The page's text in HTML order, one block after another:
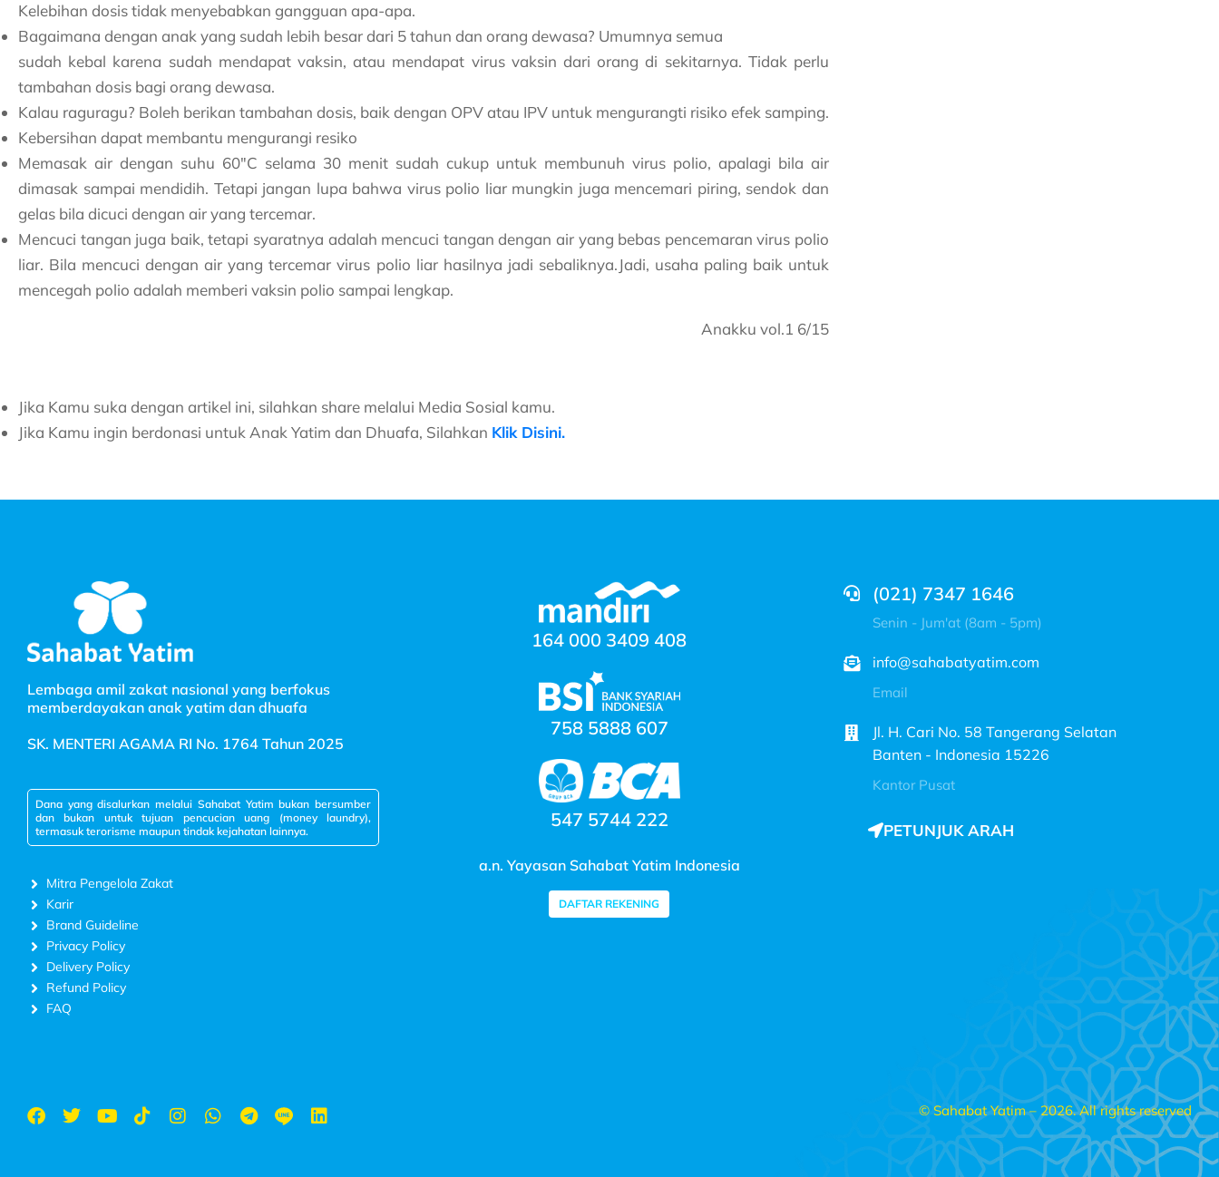
Kelebihan dosis tidak menyebabkan gangguan apa-apa.
Bagaimana dengan anak yang sudah lebih besar dari 5 tahun dan orang dewasa? Umumnya semua
sudah kebal karena sudah mendapat vaksin, atau mendapat virus vaksin dari orang di sekitarnya. Tidak perlu
tambahan dosis bagi orang dewasa.
Kalau raguragu? Boleh berikan tambahan dosis, baik dengan OPV atau IPV untuk mengurangti risiko efek samping.
Kebersihan dapat membantu mengurangi resiko
Memasak air dengan suhu 60″C selama 30 menit sudah cukup untuk membunuh virus polio, apalagi bila air
dimasak sampai mendidih. Tetapi jangan lupa bahwa virus polio liar mungkin juga mencemari piring, sendok dan
gelas bila dicuci dengan air yang tercemar.
Mencuci tangan juga baik, tetapi syaratnya adalah mencuci tangan dengan air yang bebas pencemaran virus polio
liar. Bila mencuci dengan air yang tercemar virus polio liar hasilnya jadi sebaliknya.Jadi, usaha paling baik untuk
mencegah polio adalah memberi vaksin polio sampai lengkap.
Anakku vol.1 6/15
Jika Kamu suka dengan artikel ini, silahkan share melalui Media Sosial kamu.
Jika Kamu ingin berdonasi untuk Anak Yatim dan Dhuafa, Silahkan Klik Disini.
Lembaga amil zakat nasional yang berfokus
memberdayakan anak yatim dan dhuafa
SK. MENTERI AGAMA RI No. 1764 Tahun 2025
Dana yang disalurkan melalui Sahabat Yatim bukan bersumber
dan bukan untuk tujuan pencucian uang (money laundry),
termasuk terorisme maupun tindak kejahatan lainnya.
Mitra Pengelola Zakat
Karir
Brand Guideline
Privacy Policy
Delivery Policy
Refund Policy
FAQ
164 000 3409 408
758 5888 607
547 5744 222
a.n. Yayasan Sahabat Yatim Indonesia
DAFTAR REKENING
(021) 7347 1646
Senin - Jum'at (8am - 5pm)
info@sahabatyatim.com
Email
Jl. H. Cari No. 58 Tangerang Selatan
Banten - Indonesia 15226
Kantor Pusat
PETUNJUK ARAH
© Sahabat Yatim – 2026. All rights reserved